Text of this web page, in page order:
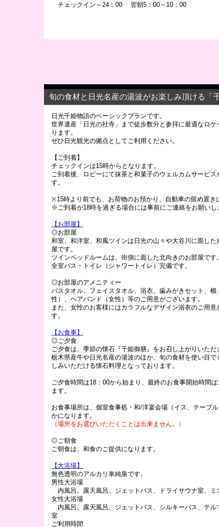
チェックイン～24：00 翌朝5：00～10：00
旬の食材と日光名産の湯波がお楽しみ頂ける「
日光千姫物語のベーシックプランです。
世界遺産「日光の社寺」まで徒歩数分と参拝に最適なロケ
ります。
ぜひ日光観光の拠点としてご利用ください。
【ご到着】
チェックインは15時からとなります。
ご到着後、ロビーにて抹茶と和菓子のウェルカムサービス
す。
※15時より前でも、お荷物のお預かり、自動車の留め置き
※ご到着が18時を過ぎる場合には事前にご連絡をお願いし
【お部屋】
◎お部屋
和室、和洋室、和風ツインは日光の山々や大谷川に面した
屋です。
ツインベッドルームは、街側に面した北向きのお部屋です
全室バス・トイレ（シャワートイレ）完備です。
◎お部屋のアメニティー
バスタオル、フェイスタオル、浴衣、歯みがきセット、櫛
性）、ヘアバンド（女性）等のご用意がございます。
また、女性のお客様にはカラフルなデザイン浴衣のご用意
す。
【お食事】
◎ご夕食
ご夕食は、季節の懐石『千姫御膳』をお召し上がりいただ
栃木県産牛や日光名産の湯波のほか、旬の食材を使い目で
しみいただける懐石料理となっております。
ご夕食時間は18：00から始まり、最終のお食事開始時間
ます。
お食事場所は、個室食事処・和/洋宴会場（イス、テーブ
かになります。
（場所をお選びいただくことは出来ません。）
◎ご朝食
ご朝食は、和食のご提供になります。
【大浴場】
無色透明のアルカリ単純泉です。
男性大浴場
内風呂、露天風呂、ジェットバス、ドライサウナ室、ミ
女性大浴場
内風呂、露天風呂、ジェットバス、シルキーバス、テル
室
ご利用時間